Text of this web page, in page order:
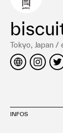
プライ
運営会社
お問い
Tokyo, Japan /
INFOS